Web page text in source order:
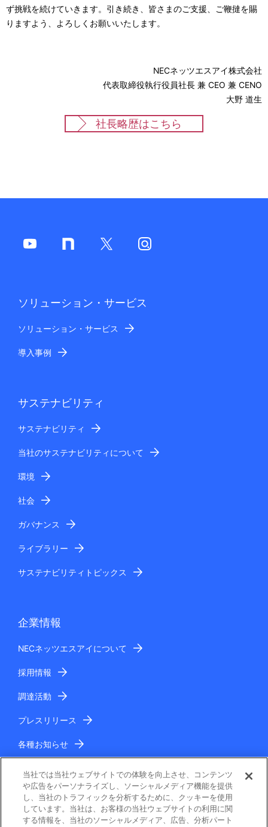
ず挑戦を続けていきます。引き続き、皆さまのご支援、ご鞭撻を賜
りますよう、よろしくお願いいたします。
NECネッツエスアイ株式会社
代表取締役執行役員社長 兼 CEO 兼 CENO
大野 道生
社長略歴はこちら
ソリューション・サービス
ソリューション・サービス
導入事例
サステナビリティ
サステナビリティ
当社のサステナビリティについて
環境
社会
ガバナンス
ライブラリー
サステナビリティトピックス
企業情報
NECネッツエスアイについて
採用情報
調達活動
プレスリリース
各種お知らせ
当社では当社ウェブサイトでの体験を向上させ、コンテンツ
や広告をパーソナライズし、ソーシャルメディア機能を提供
し、当社のトラフィックを分析するために、クッキーを使用
しています。当社は、お客様の当社ウェブサイトの利用に関
する情報を、当社のソーシャルメディア、広告、分析パート